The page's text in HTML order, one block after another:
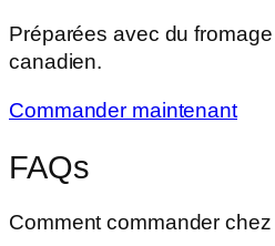
Préparées avec du
canadien.
Commander maintenant
FAQs
Comment commander